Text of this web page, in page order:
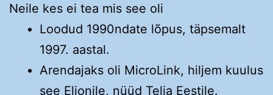
Neile kes ei tea mis see oli
Loodud 1990ndate lõpus, täpsemalt
1997. aastal.
Arendajaks oli MicroLink, hiljem kuulus
see Elionile, nüüd Telia Eestile.